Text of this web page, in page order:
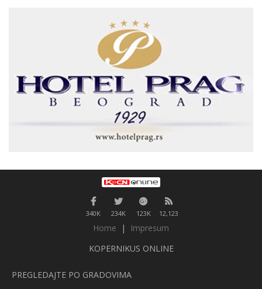
340K 234K 123K 12,123
Home |
Impresum
KOPERNIKUS ONLINE
PREGLEDAJTE PO GRADOVIMA